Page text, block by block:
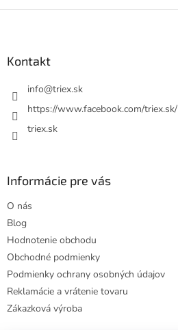
Kontakt
info@triex.sk
https://www.facebook.com/triex.sk/
triex.sk
Informácie pre vás
O nás
Blog
Hodnotenie obchodu
Obchodné podmienky
Podmienky ochrany osobných údajov
Reklamácie a vrátenie tovaru
Zákazková výroba